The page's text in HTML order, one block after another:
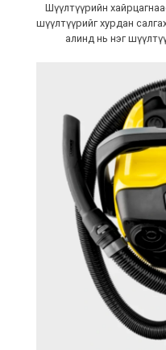
Шүүлтүүрийн
шүүлтүүрийг хурдан
алинд нь нэг